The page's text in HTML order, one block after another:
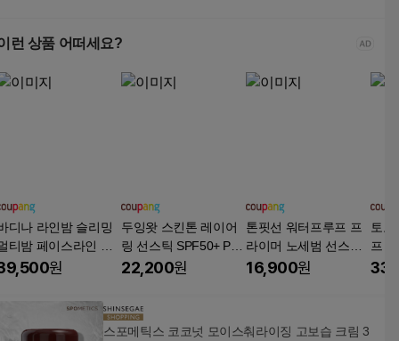
런 상품 어떠세요?
디나 라인밤 슬리밍
티밤 페이스라인 이
턱 투턱 마사지 지흡
원
두잉왓 스킨톤 레이어
링 선스틱 SPF50+ PA+
+++, 1개, 23g
22,200원
톤핏선 워터프루프 프
라이머 노세범 선스틱
SPF50+ PA++++, 18g,
16,900원
토코
프
+++,
스포메틱스 코코넛 모이스춰라이징 고보습 크림 3